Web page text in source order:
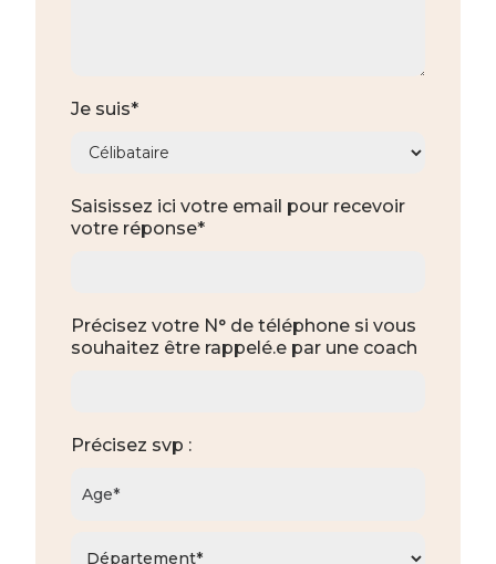
Je suis*
Saisissez ici votre email pour recevoir
votre réponse*
Précisez votre N° de téléphone si vous
souhaitez être rappelé.e par une coach
Précisez svp :